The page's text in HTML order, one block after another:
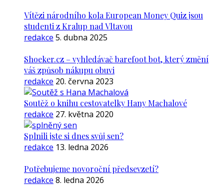
Vítězi národního kola European Money Quiz jsou
studenti z Kralup nad Vltavou
redakce 5. dubna 2025
Shoeker.cz – vyhledávač barefoot bot, který změní
váš způsob nákupu obuvi
redakce 20. června 2023
Soutěž o knihu cestovatelky Hany Machalové
redakce 27. května 2020
Splnili jste si dnes svůj sen?
redakce 13. ledna 2026
Potřebujeme novoroční předsevzetí?
redakce 8. ledna 2026